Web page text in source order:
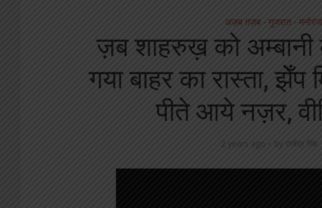
अज़ब ग़ज़ब • गुजरात •
ज़ब शाहरुख़ को अम्बानी
गया बाहर का रास्ता,
पीते आये नज़र,
2 years ago by राजेंद्र सिंह